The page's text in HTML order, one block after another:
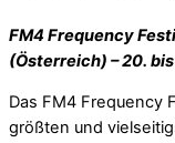
FM4 Frequency
(Österreich) – 20.
Das FM4 Frequency
größten und